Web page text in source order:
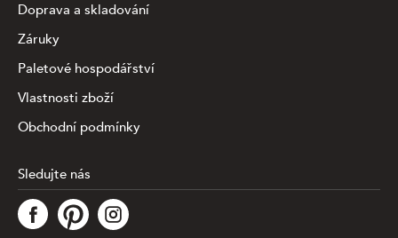
Tato stránka využívá soubory cookies ke shromažďování a
analýze informací o výkonu a používání webu, zajištění
fungování funkcí ze sociálních médií a ke zlepšení a
Doprava a skladování
Záruky
Paletové hospodářství
Vlastnosti zboží
Obchodní podmínky
Sledujte nás